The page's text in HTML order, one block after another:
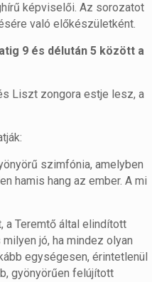
képviselői. Az sorozatot
való előkészületként.
9 és délután 5 között a
Liszt zongora estje lesz, a
szimfónia, amelyben
hamis hang az ember. A mi
a Teremtő által elindított
jó, ha mindez olyan
egységesen, érintetlenül
gyönyörűen felújított